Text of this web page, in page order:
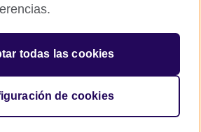
opportunities. A registered charity in
and Wales) SC037733
in Spain as “Delegación en España de la
todas las cookies
de cookies